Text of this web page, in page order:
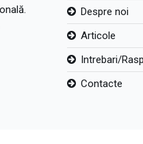
Despre noi
Articole
Intrebari/
Contacte